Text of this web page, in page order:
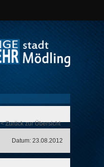
< Zurück zur Übersicht
Datum: 23.08.2012